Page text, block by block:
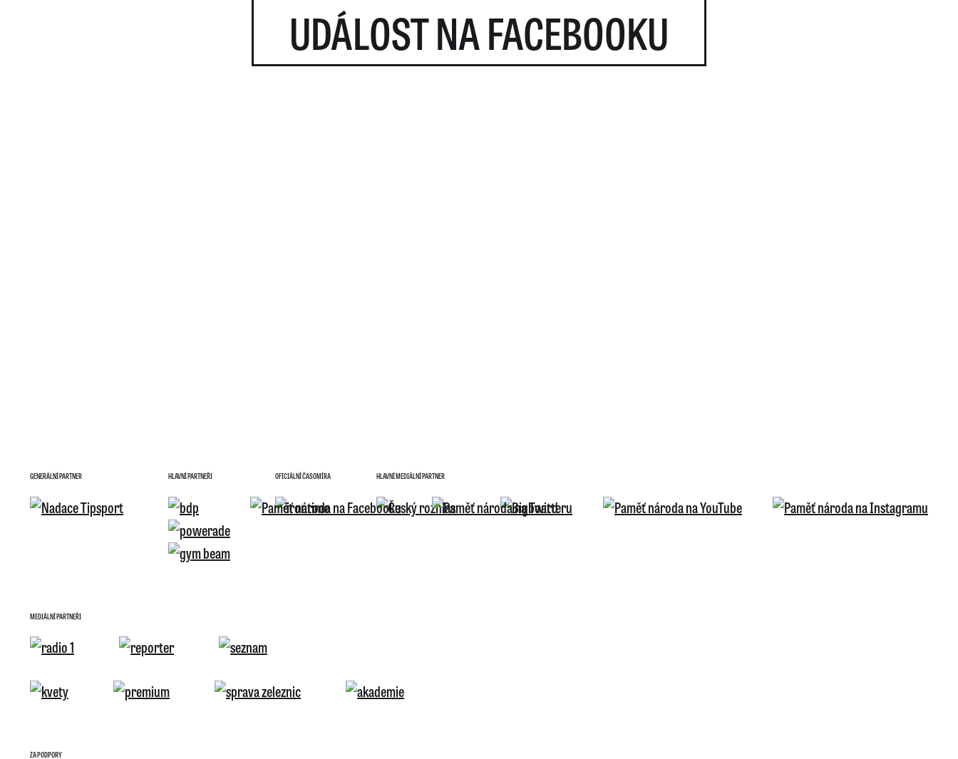
UDÁLOST NA FACEBOOKU
GENERÁLNÍ PARTNER HLAVNÍ PARTNEŘI OFICIÁLNÍ ČASOMÍRA HLAVNÍ MEDIÁLNÍ PARTNER
MEDIÁLNÍ PARTNEŘI
ZA PODPORY